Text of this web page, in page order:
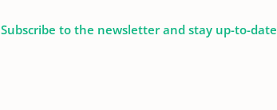
Subscribe to the newsletter and stay up-to-date